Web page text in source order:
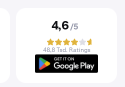
4,6 /5
48,8 Tsd. Ratings